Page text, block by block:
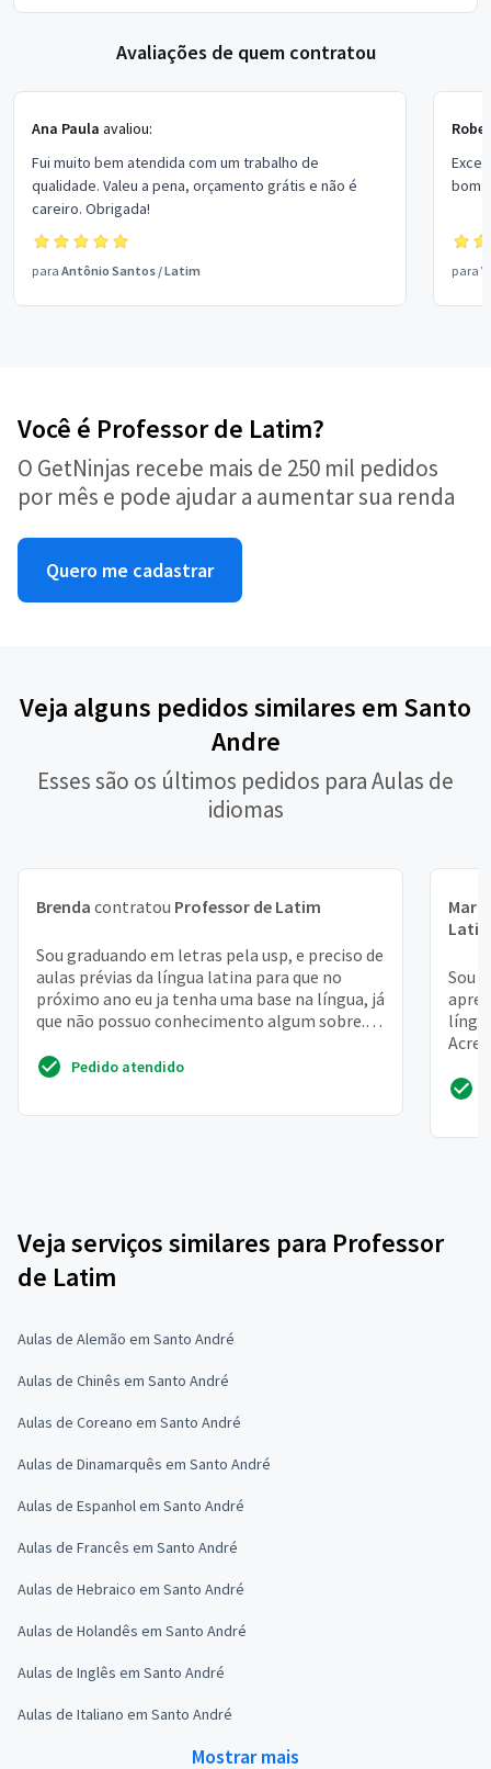
Avaliações de quem contratou
Ana Paula avaliou:
Fui muito bem atendida com um trabalho de
qualidade. Valeu a pena, orçamento grátis e não é
careiro. Obrigada!
para Antônio Santos /Latim
bom
para
Você é Professor de Latim?
O GetNinjas recebe mais de 250 mil pedidos
por mês e pode ajudar a aumentar sua renda
Quero me cadastrar
Veja alguns pedidos similares em Santo
Andre
Esses são os últimos pedidos para Aulas de
idiomas
Brenda contratou Professor de Latim
Sou graduando em letras pela usp, e preciso de
aulas prévias da língua latina para que no
próximo ano eu ja tenha uma base na língua, já
que não possuo conhecimento algum sobre.
Pedido atendido
Sou
Veja serviços similares para Professor
de Latim
Aulas de Alemão em Santo André
Aulas de Chinês em Santo André
Aulas de Coreano em Santo André
Aulas de Dinamarquês em Santo André
Aulas de Espanhol em Santo André
Aulas de Francês em Santo André
Aulas de Hebraico em Santo André
Aulas de Holandês em Santo André
Aulas de Inglês em Santo André
Aulas de Italiano em Santo André
Mostrar mais